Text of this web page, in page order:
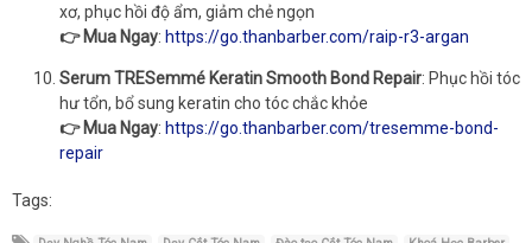
xơ, phục hồi độ ẩm, giảm chẻ ngọn
👉 Mua Ngay: https://go.thanbarber.com/raip-r3-argan
Serum TRESemmé Keratin Smooth Bond Repair: Phục hồi tóc
hư tổn, bổ sung keratin cho tóc chắc khỏe
👉 Mua Ngay: https://go.thanbarber.com/tresemme-bond-
repair
Tags: